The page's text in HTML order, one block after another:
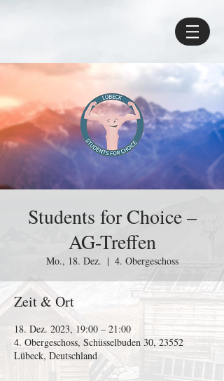
Students for Choice –
AG-Treffen
Mo., 18. Dez.
  |
4. Obergeschoss
Zeit & Ort
18. Dez. 2023, 19:00 – 21:00
4. Obergeschoss, Schüsselbuden 30, 23552
Lübeck, Deutschland